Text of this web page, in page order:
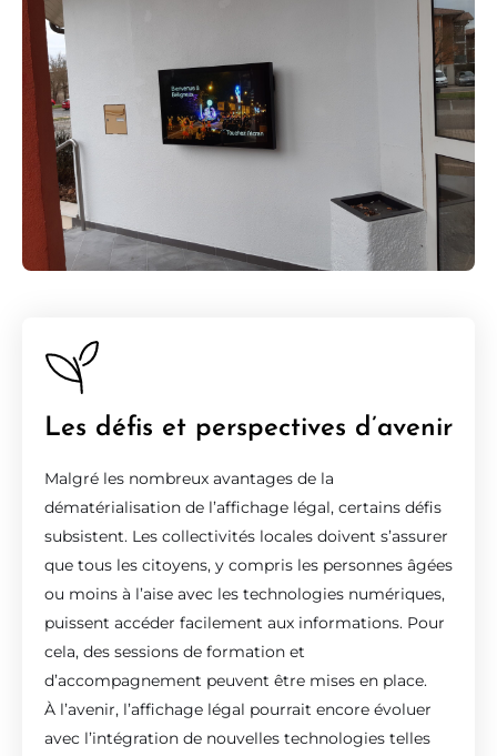
Les défis et perspectives d’avenir
Malgré les nombreux avantages de la
dématérialisation de l’affichage légal, certains défis
subsistent. Les collectivités locales doivent s’assurer
que tous les citoyens, y compris les personnes âgées
ou moins à l’aise avec les technologies numériques,
puissent accéder facilement aux informations. Pour
cela, des sessions de formation et
d’accompagnement peuvent être mises en place.
À l’avenir, l’affichage légal pourrait encore évoluer
avec l’intégration de nouvelles technologies telles